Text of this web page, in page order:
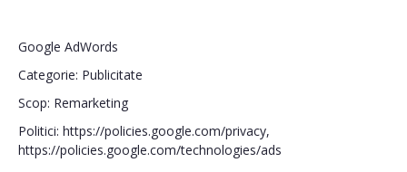
Google AdWords
Categorie: Publicitate
Scop: Remarketing
Politici: https://policies.google.com/privacy,
https://policies.google.com/technologies/ads